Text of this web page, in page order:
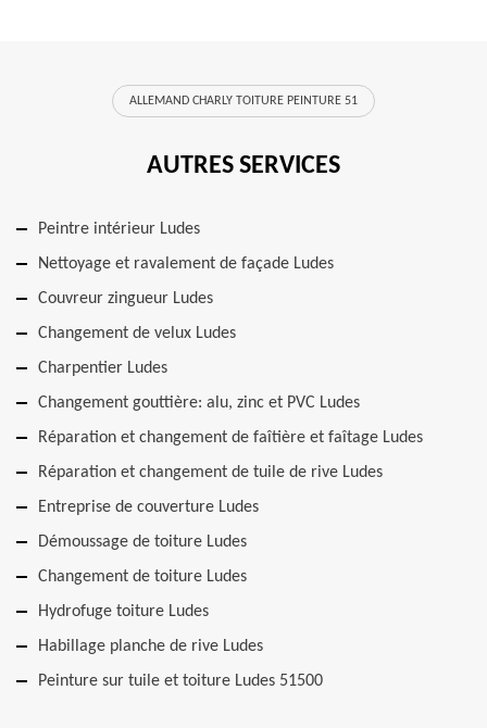
ALLEMAND CHARLY TOITURE PEINTURE 51
AUTRES SERVICES
Peintre intérieur Ludes
Nettoyage et ravalement de façade Ludes
Couvreur zingueur Ludes
Changement de velux Ludes
Charpentier Ludes
Changement gouttière: alu, zinc et PVC Ludes
Réparation et changement de faîtière et faîtage Ludes
Réparation et changement de tuile de rive Ludes
Entreprise de couverture Ludes
Démoussage de toiture Ludes
Changement de toiture Ludes
Hydrofuge toiture Ludes
Habillage planche de rive Ludes
Peinture sur tuile et toiture Ludes 51500